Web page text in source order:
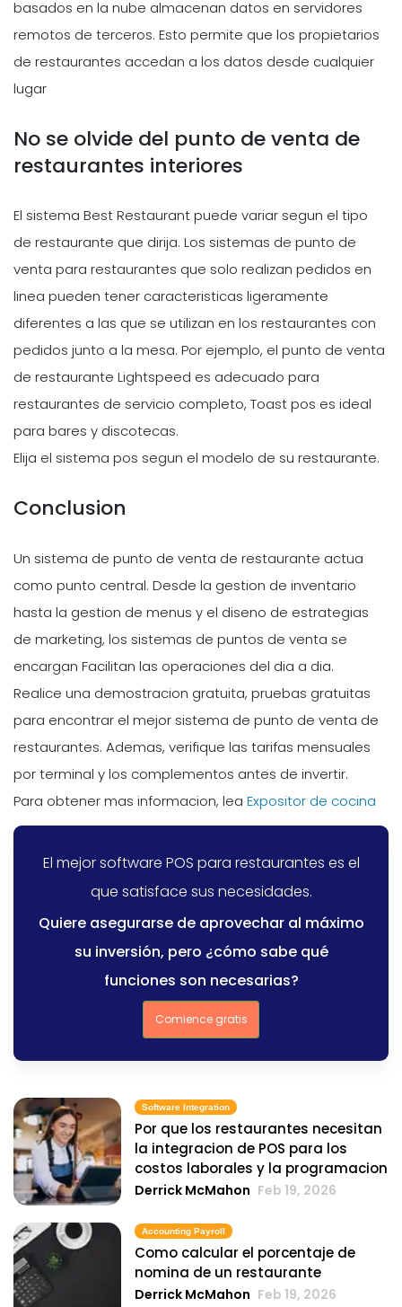
basados en la nube almacenan datos en servidores
remotos de terceros. Esto permite que los propietarios
de restaurantes accedan a los datos desde cualquier
lugar
No se olvide del punto de venta de
restaurantes interiores
El sistema Best Restaurantpuede variar segun el tipo
de restaurante que dirija. Los sistemas de punto de
venta para restaurantes que solo realizan pedidos en
linea pueden tener caracteristicas ligeramente
diferentes a las que se utilizan en los restaurantes con
pedidos junto a la mesa. Por ejemplo, el punto de venta
de restaurante Lightspeed es adecuado para
restaurantes de servicio completo, Toast pos es ideal
para bares y discotecas.
Elija el sistema pos segun el modelo de su restaurante.
Conclusion
Un sistema de punto de venta de restaurante actua
como punto central. Desde la gestion de inventario
hasta la gestion de menus y el diseno de estrategias
de marketing, los sistemas de puntos de venta se
encargan Facilitan las operaciones del dia a dia.
Realice una demostracion gratuita, pruebas gratuitas
para encontrar el mejor sistema de punto de venta de
restaurantes. Ademas, verifique las tarifas mensuales
por terminal y los complementos antes de invertir.
Para obtener mas informacion, lea Expositor de cocina
El mejor software POS para restaurantes es el
que satisface sus necesidades.
Quiere asegurarse de aprovechar al máximo
su inversión, pero ¿cómo sabe qué
funciones son necesarias?
Comience gratis
Software Integration
Por que los restaurantes necesitan
la integracion de POS para los
costos laborales y la programacion
Derrick McMahon Feb 19, 2026
Accounting Payroll
Como calcular el porcentaje de
nomina de un restaurante
Derrick McMahon Feb 19, 2026